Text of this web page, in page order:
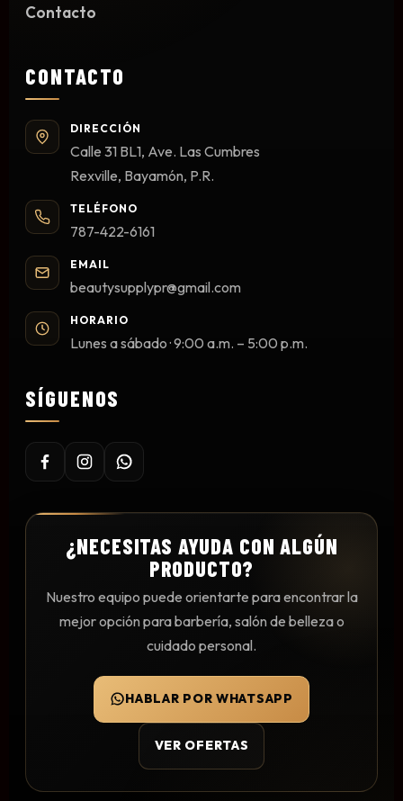
Limpieza y Desinfección
Otros
Nail Drills
Monómeros
Acrílicos y Colecciones
Esmaltes y Gel Remover
Top, Base, Builder y Polygel
Pinceles
Lámparas de Secado
Primer y Antifungal
Herramientas y Accesorios
Removedor de Callos
Contacto
CONTACTO
DIRECCIÓN
Calle 31 BL1, Ave. Las Cumbres
Rexville, Bayamón, P.R.
TELÉFONO
787-422-6161
EMAIL
beautysupplypr@gmail.com
HORARIO
Lunes a sábado · 9:00 a.m. – 5:00 p.m.
SÍGUENOS
¿NECESITAS AYUDA CON ALGÚN
PRODUCTO?
Nuestro equipo puede orientarte para encontrar la
mejor opción para barbería, salón de belleza o
cuidado personal.
HABLAR POR WHATSAPP
VER OFERTAS